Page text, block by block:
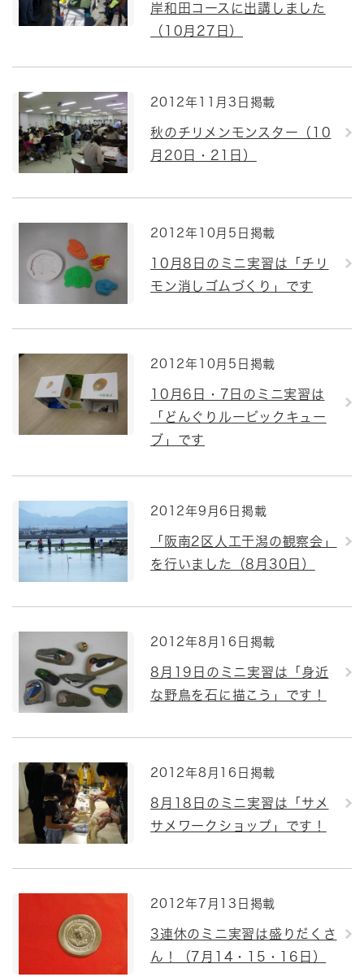
岸和田コースに出講しました
（10月27日）
2012年11月3日掲載
秋のチリメンモンスター（10
月20日・21日）
2012年10月5日掲載
10月8日のミニ実習は「チリ
モン消しゴムづくり」です
2012年10月5日掲載
10月6日・7日のミニ実習は
「どんぐりルービックキュー
ブ」です
2012年9月6日掲載
「阪南2区人工干潟の観察会」
を行いました（8月30日）
2012年8月16日掲載
8月19日のミニ実習は「身近
な野鳥を石に描こう」です！
2012年8月16日掲載
8月18日のミニ実習は「サメ
サメワークショップ」です！
2012年7月13日掲載
3連休のミニ実習は盛りだくさ
ん！（7月14・15・16日）